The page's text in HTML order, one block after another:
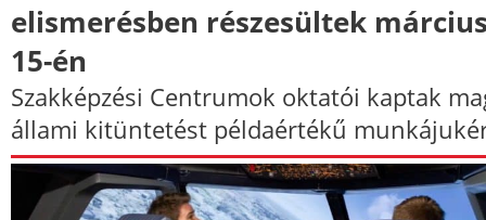
elismerésben részesültek
15-én
Szakképzési Centrumok oktatói kaptak
állami kitüntetést példaértékű